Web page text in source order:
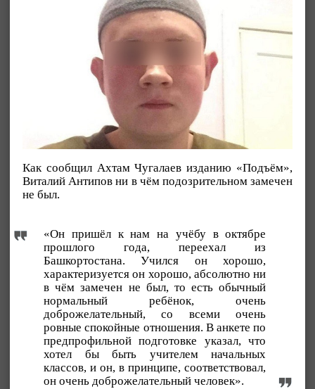
Как сообщил Ахтам Чугалаев изданию «Подъём»,
Виталий Антипов ни в чём подозрительном замечен
не был.
«Он пришёл к нам на учёбу в октябре
прошлого года, переехал из
Башкортостана. Учился он хорошо,
характеризуется он хорошо, абсолютно ни
в чём замечен не был, то есть обычный
нормальный ребёнок, очень
доброжелательный, со всеми очень
ровные спокойные отношения. В анкете по
предпрофильной подготовке указал, что
хотел бы быть учителем начальных
классов, и он, в принципе, соответствовал,
он очень доброжелательный человек».